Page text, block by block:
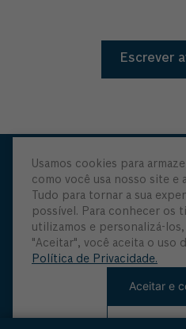
Usamos cookies para
como você usa nosso site e
Tudo para tornar a sua
possível. Para conhecer os
utilizamos e personalizá-los,
"Aceitar", você aceita o uso
Política de Privacidade.
Aceitar e
Escrever
MANTENHA-
Seja o primeiro a saber sobre